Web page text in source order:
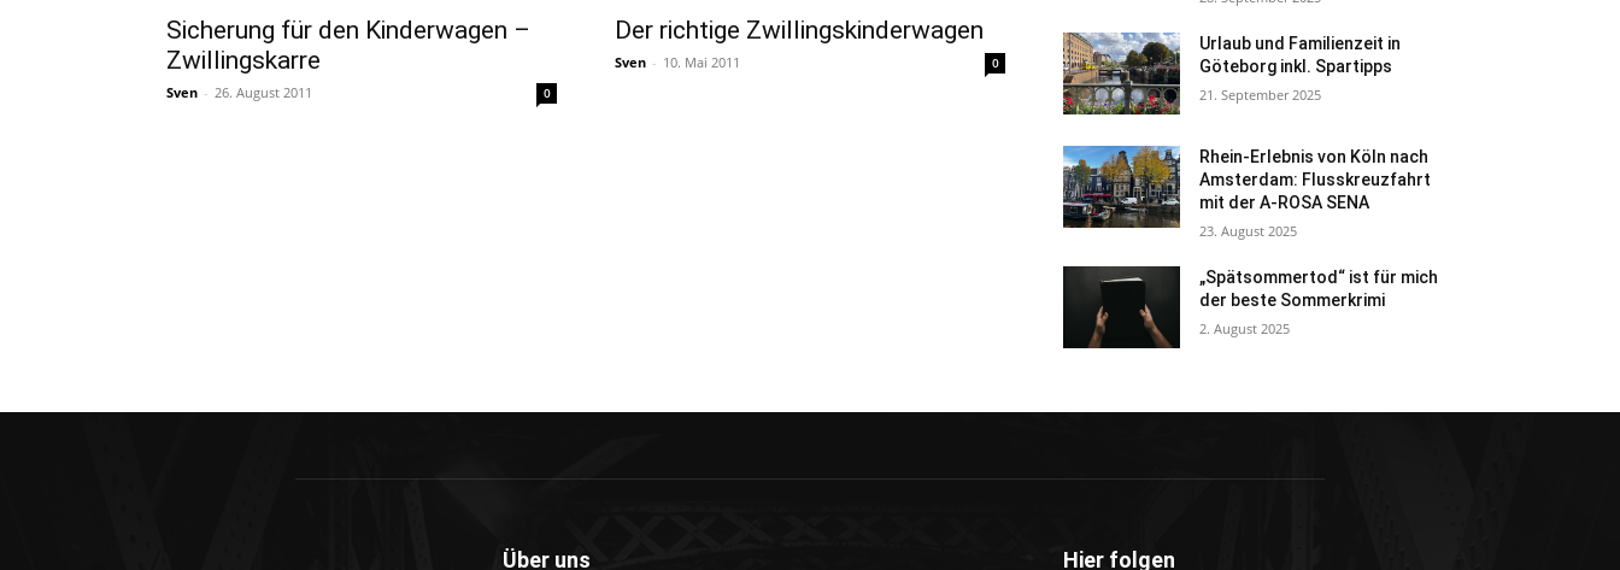
Sicherung für den Kinderwagen –
Zwillingskarre
Sven - 26. August 2011 0
Der richtige Zwillingskinderwagen
Sven - 10. Mai 2011 0
Urlaub und Familienzeit in
Göteborg inkl. Spartipps
21. September 2025
Rhein-Erlebnis von Köln nach
Amsterdam: Flusskreuzfahrt
mit der A-ROSA SENA
23. August 2025
„Spätsommertod“ ist für mich
der beste Sommerkrimi
2. August 2025
Über uns Hier folgen